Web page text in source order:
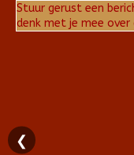
Stuur gerust een
denk met je mee over
❮